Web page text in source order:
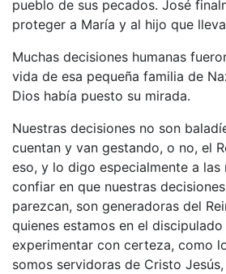
pueblo de sus pecados. José
proteger a María y al hijo que
Muchas decisiones humanas
vida de esa pequeña familia de
Dios había puesto su mirada.
Nuestras decisiones no son
cuentan y van gestando, o no, el
eso, y lo digo especialmente a las
confiar en que nuestras
parezcan, son generadoras del
quienes estamos en el
experimentar con certeza, como
somos servidoras de Cristo